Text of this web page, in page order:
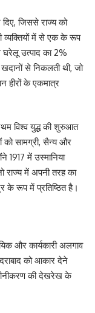
जिससे राज्य को
व्यक्तियों में से एक के रूप
उत्पाद का 2%
से निकलती थी, जो
हीरों के एकमात्र
विश्व युद्ध की शुरुआत
सामग्री, सैन्य और
1917 में उस्मानिया
राज्य में अपनी तरह का
के रूप में प्रतिष्ठित है।
और कार्यकारी अलगाव
को आकार देने
की देखरेख के